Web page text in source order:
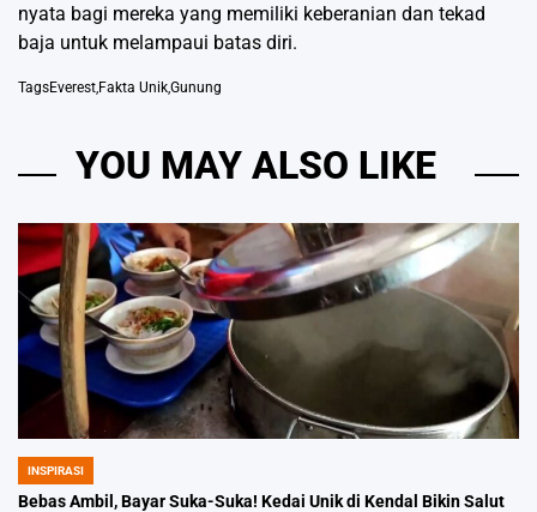
nyata bagi mereka yang memiliki keberanian dan tekad
baja untuk melampaui batas diri.
TagsEverest,Fakta Unik,Gunung
YOU MAY ALSO LIKE
POSTED
IN
INSPIRASI
Bebas Ambil, Bayar Suka-Suka! Kedai Unik di Kendal Bikin Salut